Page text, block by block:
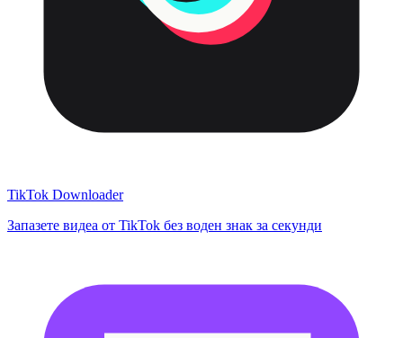
TikTok Downloader
Запазете видеа от TikTok без воден знак за секунди